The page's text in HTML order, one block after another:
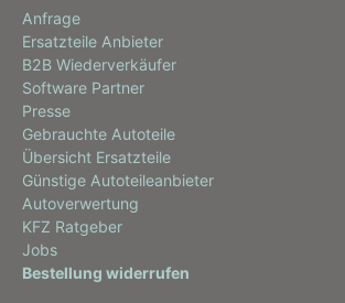
Anfrage
Ersatzteile Anbieter
B2B Wiederverkäufer
Software Partner
Presse
Gebrauchte Autoteile
Übersicht Ersatzteile
Günstige Autoteileanbieter
Autoverwertung
KFZ Ratgeber
Jobs
Bestellung widerrufen